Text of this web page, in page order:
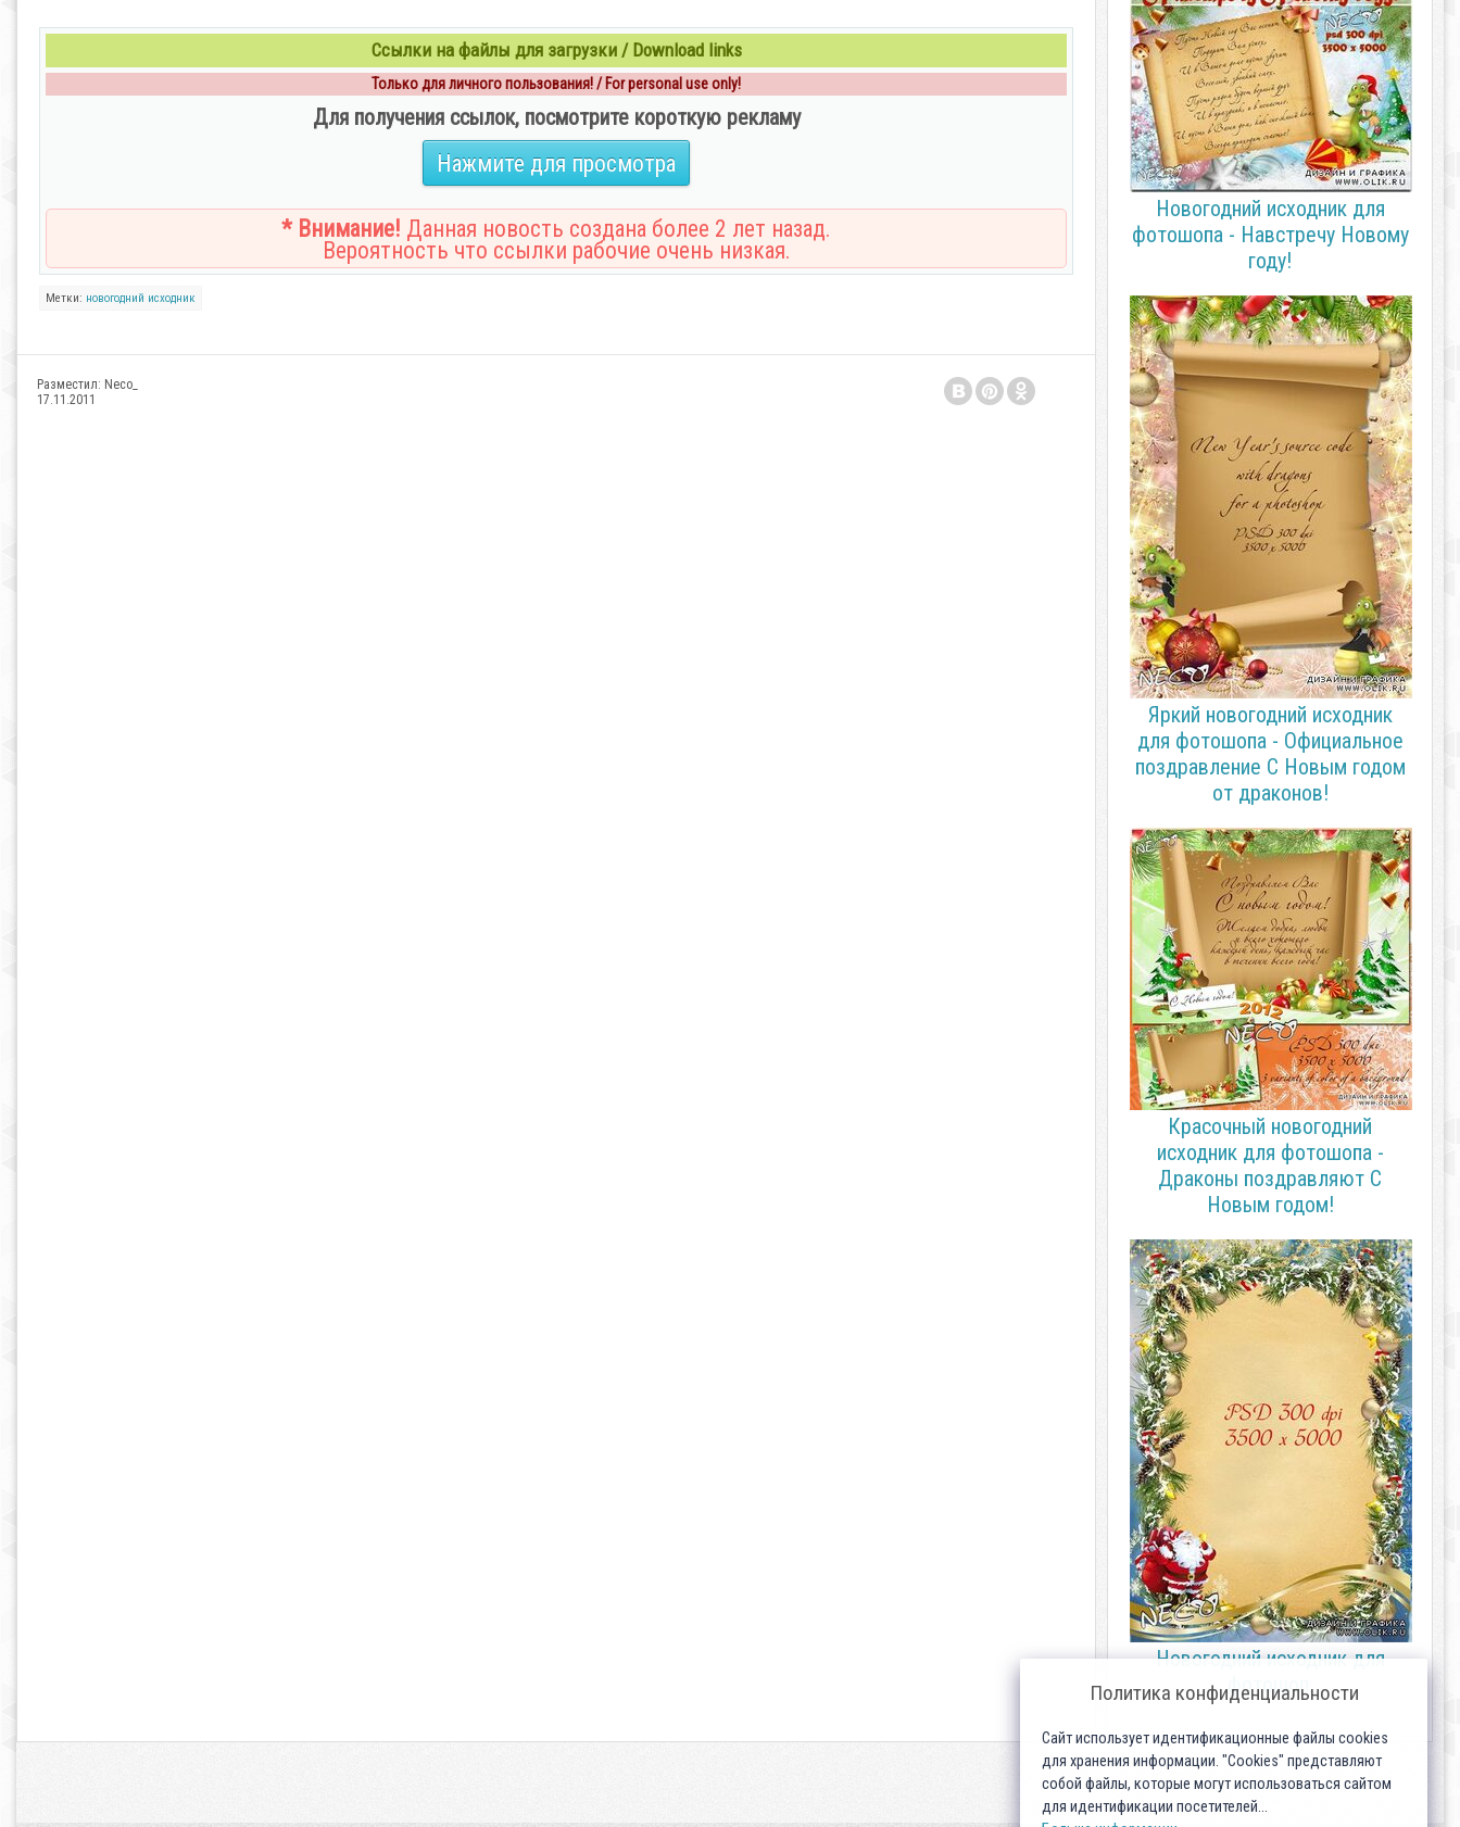
Ссылки на файлы для загрузки / Download links
Только для личного пользования! / For personal use only!
Для получения ссылок, посмотрите короткую рекламу
Нажмите для просмотра
* Внимание! Данная новость создана более 2 лет назад.
Вероятность что ссылки рабочие очень низкая.
Метки: новогодний исходник
Разместил: Neco_
17.11.2011
Новогодний исходник для
фотошопа - Навстречу Новому
году!
Яркий новогодний исходник
для фотошопа - Официальное
поздравление C Новым годом
от драконов!
Красочный новогодний
исходник для фотошопа -
Драконы поздравляют С
Новым годом!
Новогодний исходник для
фотошоп.
Политика конфиденциальности
Сайт использует идентификационные файлы cookies
для хранения информации. "Cookies" представляют
собой файлы, которые могут использоваться сайтом
для идентификации посетителей...